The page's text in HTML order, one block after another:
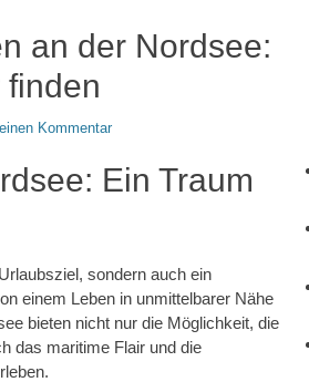
an der Nordsee:
finden
Kommentar
Ein Traum
sondern auch ein
einem Leben in unmittelbarer Nähe
bieten nicht nur die Möglichkeit, die
das maritime Flair und die